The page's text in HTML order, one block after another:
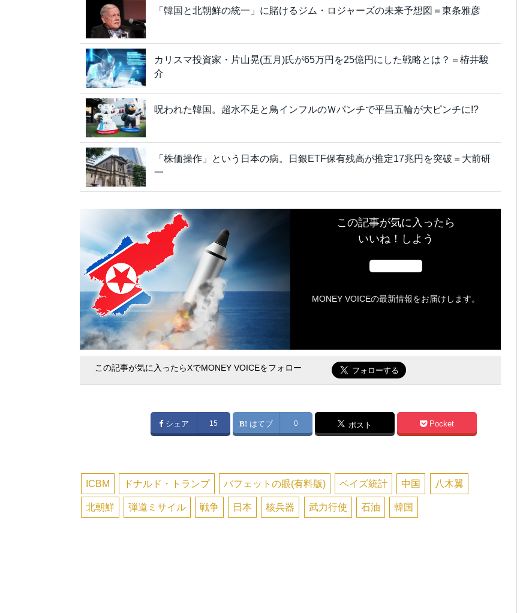
「韓国と北朝鮮の統一」に賭けるジム・ロジャーズの未来予想図＝東条雅彦
カリスマ投資家・片山晃(五月)氏が65万円を25億円にした戦略とは？＝栫井駿
介
呪われた韓国。超水不足と鳥インフルのＷパンチで平昌五輪が大ピンチに!?
「株価操作」という日本の病。日銀ETF保有残高が推定17兆円を突破＝大前研
一
この記事が気に入ったら
いいね！しよう
MONEY VOICEの最新情報をお届けします。
この記事が気に入ったらXでMONEY VOICEをフォロー
シェア 15 はてブ 0 ポスト Pocket
ICBM ドナルド・トランプ バフェットの眼(有料版) ベイズ統計 中国 八木翼
北朝鮮 弾道ミサイル 戦争 日本 核兵器 武力行使 石油 韓国